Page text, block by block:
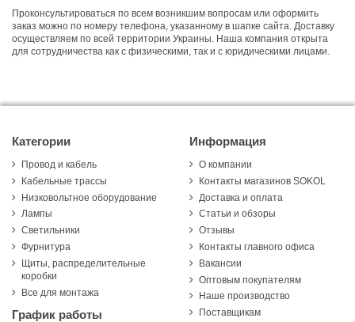
Проконсультироваться по всем возникшим вопросам или оформить
заказ можно по номеру телефона, указанному в шапке сайта. Доставку
осуществляем по всей территории Украины. Наша компания открыта
для сотрудничества как с физическими, так и с юридическими лицами.
Категории
Провод и кабель
Кабельные трассы
Низковольтное оборудование
Лампы
Светильники
Фурнитура
Щиты, распределительные
коробки
Все для монтажа
График работы
Информация
О компании
Контакты магазинов SOKOL
Доставка и оплата
Статьи и обзоры
Отзывы
Контакты главного офиса
Вакансии
Оптовым покупателям
Наше производство
Поставщикам